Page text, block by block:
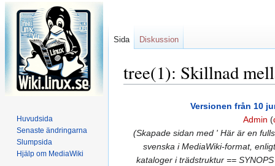
tree(1): Skillnad
navigering
sök
Versionen från 10
Admin (
(Skapade sidan med ' Här är en
svenska i MediaWiki-format,
kataloger i trädstruktur ==
Sida Diskussion
Huvudsida
Senaste ändringarna
Slumpsida
Hjälp om MediaWiki